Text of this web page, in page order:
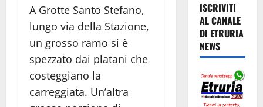
A Grotte Santo Stefano,
lungo via della Stazione,
un grosso ramo si è
spezzato dai platani che
costeggiano la
carreggiata. Un’altra
ISCRIVITI
AL CANALE
DI ETRURIA
NEWS